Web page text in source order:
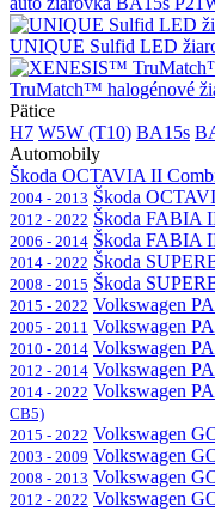
UNIQUE Sulfid LED
TruMatch™ halogénové
Pätice
H7 W5W (T10) BA15s
Automobily
Škoda OCTAVIA II
2004 - 2013 Škoda
2012 - 2022 Škoda FABIA
2006 - 2014 Škoda FABIA
2014 - 2022 Škoda
2008 - 2015 Škoda
2015 - 2022 Volkswagen
2005 - 2011 Volkswagen
2010 - 2014 Volkswagen
2012 - 2014 Volkswagen
2014 - 2022 Volkswagen
CB5)
2015 - 2022 Volkswagen
2003 - 2009 Volkswagen
2008 - 2013 Volkswagen
2012 - 2022 Volkswagen